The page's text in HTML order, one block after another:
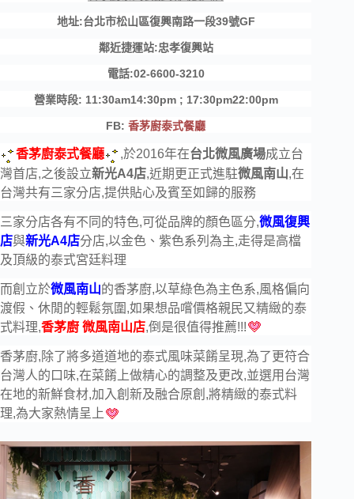
地址:台北市松山區復興南路一段39號GF
鄰近捷運站:忠孝復興站
電話:02-6600-3210
營業時段: 11:30am14:30pm ; 17:30pm22:00pm
FB:香茅廚泰式餐廳
香茅廚泰式餐廳 ,於2016年在台北微風廣場成立台
灣首店,之後設立新光A4店,近期更正式進駐微風南山,在
台灣共有三家分店,提供貼心及賓至如歸的服務
三家分店各有不同的特色,可從品牌的顏色區分,微風復興
店與新光A4店分店,以金色、紫色系列為主,走得是高檔
及頂級的泰式宮廷料理
而創立於微風南山的香茅廚,以草綠色為主色系,風格偏向
渡假、休閒的輕鬆氛圍,如果想品嚐價格親民又精緻的泰
式料理,香茅廚 微風南山店,倒是很值得推薦!!!
香茅廚,除了將多道道地的泰式風味菜餚呈現,為了更符合
台灣人的口味,在菜餚上做精心的調整及更改,並選用台灣
在地的新鮮食材,加入創新及融合原創,將精緻的泰式料
理,為大家熱情呈上